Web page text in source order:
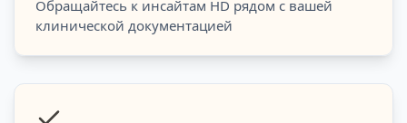
Обращайтесь к инсайтам HD рядом с вашей
клинической документацией